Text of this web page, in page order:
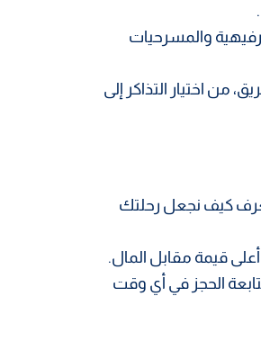
والمسرحيات
اختيار التذاكر إلى
كيف نجعل رحلتك
قيمة مقابل المال.
الحجز في أي وقت